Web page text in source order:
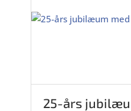
25-års